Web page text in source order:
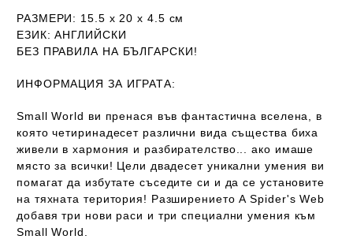
РАЗМЕРИ: 15.5 х 20 х 4.5 см
ЕЗИК: АНГЛИЙСКИ
БЕЗ ПРАВИЛА НА БЪЛГАРСКИ!
ИНФОРМАЦИЯ ЗА ИГРАТА:
Small World ви пренася във фантастична вселена, в
която четиринадесет различни вида същества биха
живели в хармония и разбирателство... ако имаше
място за всички! Цели двадесет уникални умения ви
помагат да избутате съседите си и да се установите
на тяхната територия! Разширението A Spider's Web
добавя три нови раси и три специални умения към
Small World.